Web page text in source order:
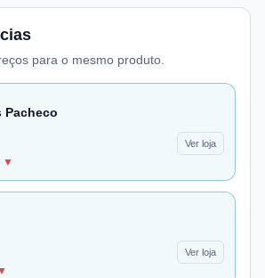
para o mesmo produto.
Pacheco
Ver loja
▼
Ver loja